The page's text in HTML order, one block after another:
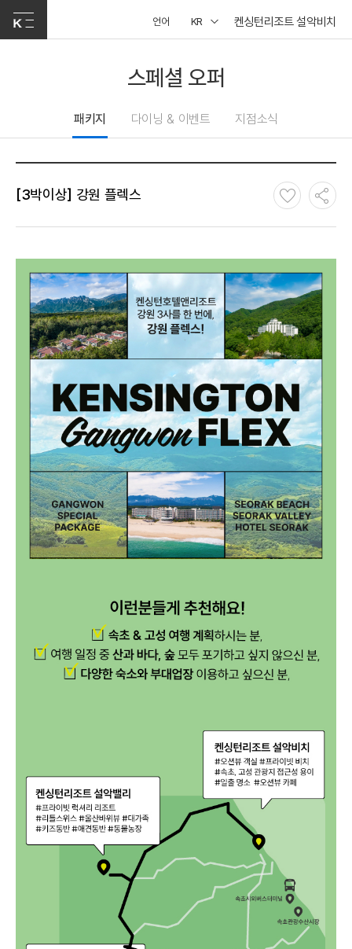
언어 KR 켄싱턴리조트 설악비치
스페셜 오퍼
패키지 다이닝 & 이벤트 지점소식
[3박이상] 강원 플렉스